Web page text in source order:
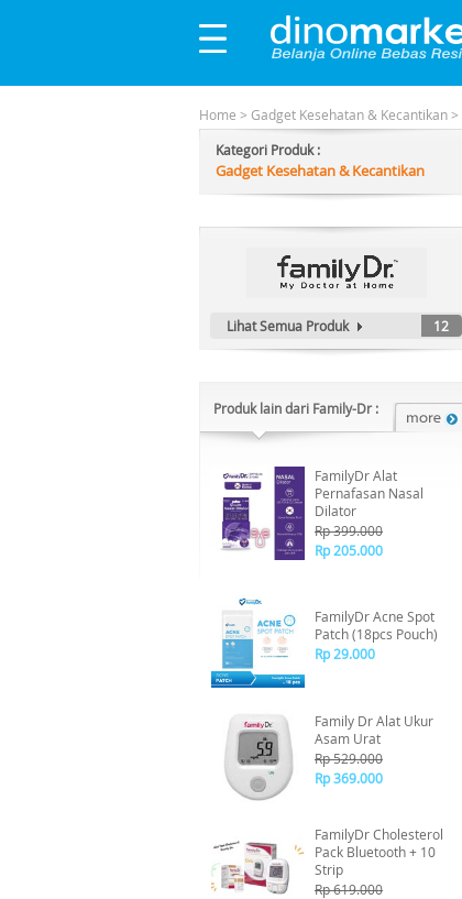
Home > Gadget Kesehatan & Kecantikan>
Kategori Produk :
Gadget Kesehatan & Kecantikan
Lihat Semua Produk 12
Produk lain dari Family-Dr :
FamilyDr Alat
Pernafasan Nasal
Dilator
Rp 399.000
Rp 205.000
FamilyDr Acne Spot
Patch (18pcs Pouch)
Rp 29.000
Family Dr Alat Ukur
Asam Urat
Rp 529.000
Rp 369.000
FamilyDr Cholesterol
Pack Bluetooth + 10
Strip
Rp 619.000